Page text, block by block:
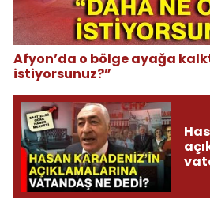
Afyon’da o bölge ayağa
istiyorsunuz?”